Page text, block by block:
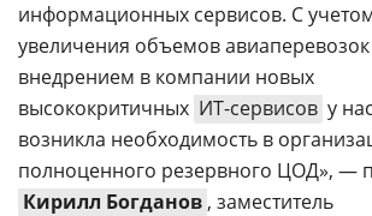
информационных сервисов. С
увеличения объемов
внедрением в компании новых
высококритичных ИТ-сервисов у нас
возникла необходимость в
полноценного резервного ЦОД», —
Кирилл Богданов , заместитель